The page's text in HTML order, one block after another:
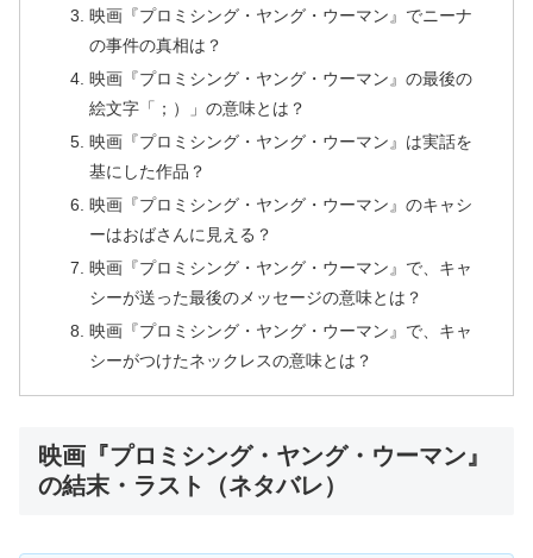
映画『プロミシング・ヤング・ウーマン』でニーナ
の事件の真相は？
映画『プロミシング・ヤング・ウーマン』の最後の
絵文字「；）」の意味とは？
映画『プロミシング・ヤング・ウーマン』は実話を
基にした作品？
映画『プロミシング・ヤング・ウーマン』のキャシ
ーはおばさんに見える？
映画『プロミシング・ヤング・ウーマン』で、キャ
シーが送った最後のメッセージの意味とは？
映画『プロミシング・ヤング・ウーマン』で、キャ
シーがつけたネックレスの意味とは？
映画『プロミシング・ヤング・ウーマン』
の結末・ラスト（ネタバレ）